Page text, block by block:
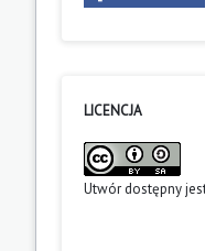
LICENCJA
Utwór dostępny